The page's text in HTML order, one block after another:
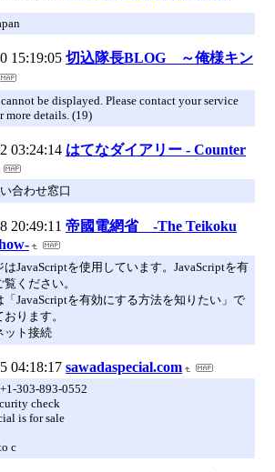
15:19:05 切込隊長BLOG ～俺様キン
cannot be displayed. Please contact your service
more details. (19)
03:24:14 はてなダイアリー - Counter
合わせ窓口
20:49:11 帝國電網省 -The Teikoku
はJavaScriptを使用しています。JavaScriptを有
ください。
「JavaScriptを有効にする方法を知りたい」で
ります。
ット接続
04:18:17 sawadaspecial.com
303-893-0552
check
is for sale
c